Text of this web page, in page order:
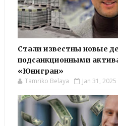
Стали известны новые
подсанкционными
«Юнигран»
Tamriko Belaya Jan 31, 2025